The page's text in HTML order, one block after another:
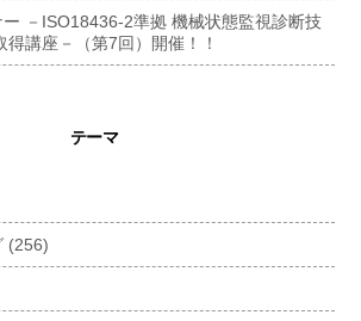
－ISO18436-2準拠 機械状態監視診断技
講座－（第7回）開催！！
テーマ
(256)